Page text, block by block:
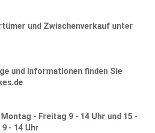
und Zwischenverkauf unter
und Informationen finden Sie
- Freitag 9 - 14 Uhr und 15 -
- 14 Uhr